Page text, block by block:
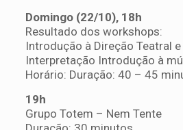
Domingo (22/10), 18h
Resultado dos workshops:
Introdução à Direção Teatral
Interpretação Introdução à
Horário: Duração: 40 – 45
19h
Grupo Totem – Nem Tente